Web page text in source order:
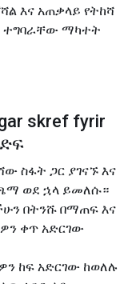
እና አጠቃላይ የትከሻ
ተግባራቸው ማካተት
skref fyrir
ስፋት ጋር ያገናኙ እና
ወደ ኋላ ይመለሱ።
በትንሹ በማጠፍ እና
ቀጥ አድርገው
ከፍ አድርገው ከወለሉ